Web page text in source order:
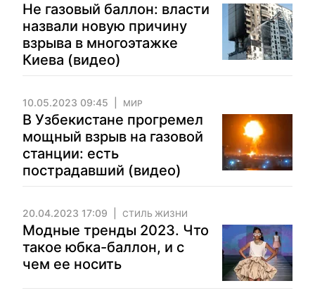
Не газовый баллон: власти
назвали новую причину
взрыва в многоэтажке
Киева (видео)
10.05.2023 09:45 МИР
В Узбекистане прогремел
мощный взрыв на газовой
станции: есть
пострадавший (видео)
20.04.2023 17:09 СТИЛЬ ЖИЗНИ
Модные тренды 2023. Что
такое юбка-баллон, и с
чем ее носить